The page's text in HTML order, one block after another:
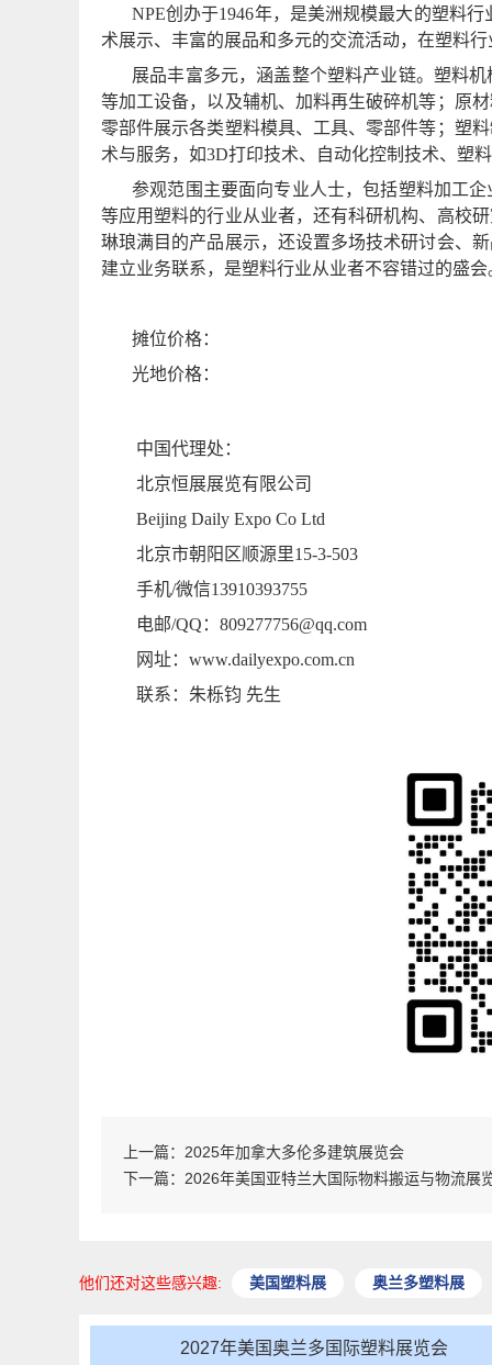
NPE创办于1946年，是美洲规模最大的塑料
术展示、丰富的展品和多元的交流活动，在塑料
展品丰富多元，涵盖整个塑料产业链。塑料
等加工设备，以及辅机、加料再生破碎机等；原
零部件展示各类塑料模具、工具、零部件等；塑
术与服务，如3D打印技术、自动化控制技术、塑
参观范围主要面向专业人士，包括塑料加工
等应用塑料的行业从业者，还有科研机构、高校
琳琅满目的产品展示，还设置多场技术研讨会、
建立业务联系，是塑料行业从业者不容错过的盛会
摊位价格：
光地价格：
中国代理处：
北京恒展展览有限公司
Beijing Daily Expo Co Ltd
北京市朝阳区顺源里15-3-503
手机/微信13910393755
电邮/QQ ： 809277756@qq.com
网址： www.dailyexpo.com.cn
联系：朱栎钧 先生
上一篇： 2025年加拿大多伦多建筑展览会
下一篇： 2026年美国亚特兰大国际物料搬运与物流展
他们还对这些感兴趣: 美国塑料展 奥兰多塑料展
2027年美国奥兰多国际塑料展览会